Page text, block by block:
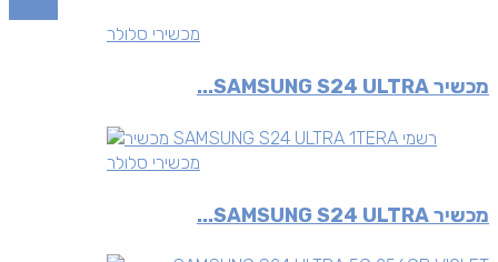
מכשירי סלולר
מכשיר SAMSUNG S24 ULTRA...
מכשירי סלולר
מכשיר SAMSUNG S24 ULTRA...